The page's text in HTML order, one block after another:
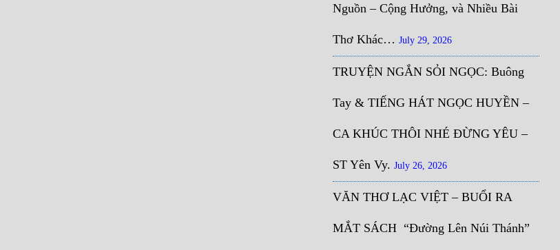
Nguồn – Cộng Hưởng, và Nhiều Bài
Thơ Khác… July 29, 2026
TRUYỆN NGẮN SỎI NGỌC: Buông
Tay & TIẾNG HÁT NGỌC HUYỀN –
CA KHÚC THÔI NHÉ ĐỪNG YÊU –
ST Yên Vy. July 26, 2026
VĂN THƠ LẠC VIỆT – BUỔI RA
MẮT SÁCH “Đường Lên Núi Thánh”